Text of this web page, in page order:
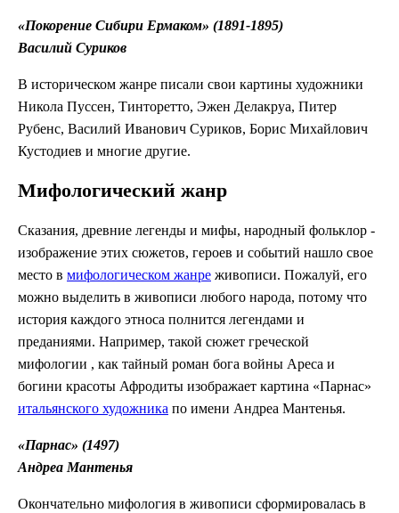
«Покорение Сибири Ермаком» (1891-1895)
Василий Суриков
В историческом жанре писали свои картины художники
Никола Пуссен, Тинторетто, Эжен Делакруа, Питер
Рубенс, Василий Иванович Суриков, Борис Михайлович
Кустодиев и многие другие.
Мифологический жанр
Сказания, древние легенды и мифы, народный фольклор -
изображение этих сюжетов, героев и событий нашло свое
место в мифологическом жанре живописи. Пожалуй, его
можно выделить в живописи любого народа, потому что
история каждого этноса полнится легендами и
преданиями. Например, такой сюжет греческой
мифологии , как тайный роман бога войны Ареса и
богини красоты Афродиты изображает картина «Парнас»
итальянского художника по имени Андреа Мантенья.
«Парнас» (1497)
Андреа Мантенья
Окончательно мифология в живописи сформировалась в